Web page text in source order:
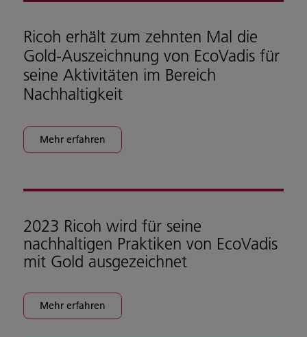
Ricoh erhält zum zehnten Mal die
Gold-Auszeichnung von EcoVadis für
seine Aktivitäten im Bereich
Nachhaltigkeit
Mehr erfahren
2023 Ricoh wird für seine
nachhaltigen Praktiken von EcoVadis
mit Gold ausgezeichnet
Mehr erfahren